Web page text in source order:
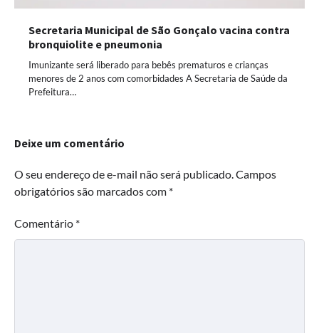
Secretaria Municipal de São Gonçalo vacina contra
bronquiolite e pneumonia
Imunizante será liberado para bebês prematuros e crianças
menores de 2 anos com comorbidades A Secretaria de Saúde da
Prefeitura…
Deixe um comentário
O seu endereço de e-mail não será publicado.Campos
obrigatórios são marcados com *
Comentário *